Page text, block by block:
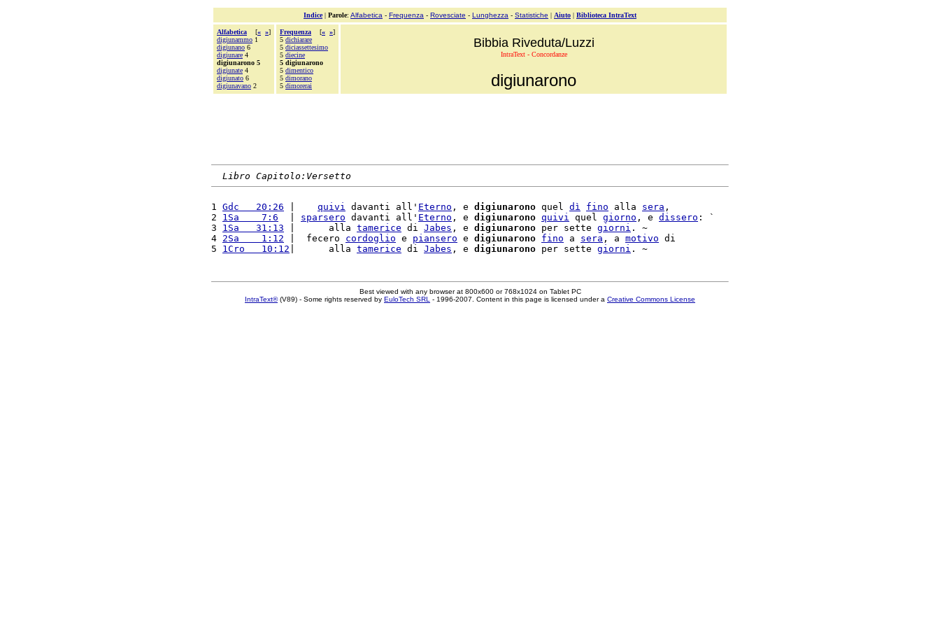
Indice| Parole: Alfabetica - Frequenza - Rovesciate - Lunghezza - Statistiche | Aiuto | Biblioteca IntraText
Alfabetica [« »]
digiunammo 1
digiunano 6
digiunare 4
digiunarono 5
digiunate 4
digiunato 6
digiunavano 2
Frequenza [« »]
5 dichiarare
5 diciassettesimo
5 diecine
5 digiunarono
5 dimentico
5 dimorano
5 dimorerai
Bibbia Riveduta/Luzzi
IntraText - Concordanze
digiunarono
Libro Capitolo:Versetto
1 Gdc   20:26 quivi davanti all' Eterno , e digiunarono quel dì fino alla sera ,
2 1Sa    7:6 sparsero davanti all' Eterno , e digiunarono quivi quel giorno , e dissero : `
3 1Sa   31:13 |      alla tamerice di Jabes , e digiunarono per sette giorni . ~
4 2Sa    1:12 |  fecero cordoglio e piansero e digiunarono fino a sera , a motivo di
5 1Cro   10:12 |      alla tamerice di Jabes , e digiunarono per sette giorni
Best viewed with any browser at 800x600 or 768x1024 on Tablet PC
IntraText®(V89) - Some rights reserved by EuloTech SRL - 1996-2007. Content in this page is licensed under a Creative Commons License